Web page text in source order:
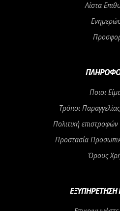
Λίστα
Ποιοι
Τρόποι
Πολιτική
Προστασία
Όρους